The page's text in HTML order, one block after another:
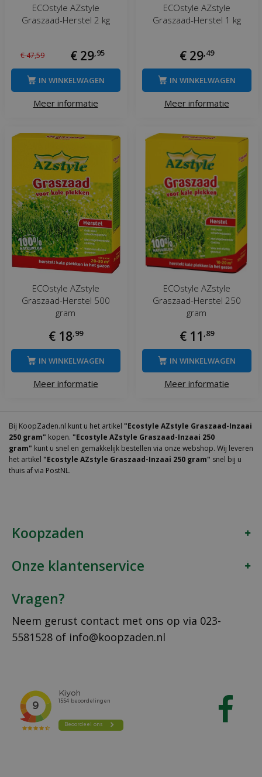
ECOstyle AZstyle
Graszaad-Herstel 2 kg
€47,59 € 29,95
Meer informatie
IN WINKELWAGEN
ECOstyle AZstyle
Graszaad-Herstel 1 kg
€ 29,49
Meer informatie
IN WINKELWAGEN
ECOstyle AZstyle
Graszaad-Herstel 500
gram
€ 18,99
Meer informatie
IN WINKELWAGEN
ECOstyle AZstyle
Graszaad-Herstel 250
gram
€ 11 ,89
Meer informatie
IN WINKELWAGEN
Bij KoopZaden.nl kunt u het artikel "Ecostyle AZstyle Graszaad-Inzaai
250 gram" kopen. "Ecostyle AZstyle Graszaad-Inzaai 250
gram" kunt u snel en gemakkelijk bestellen via onze webshop. Wij leveren
het artikel "Ecostyle AZstyle Graszaad-Inzaai 250 gram" snel bij u
thuis af via PostNL.
Koopzaden
Onze klantenservice
Vragen?
Neem gerust contact met ons op via 023-
5581528 of info@koopzaden.nl